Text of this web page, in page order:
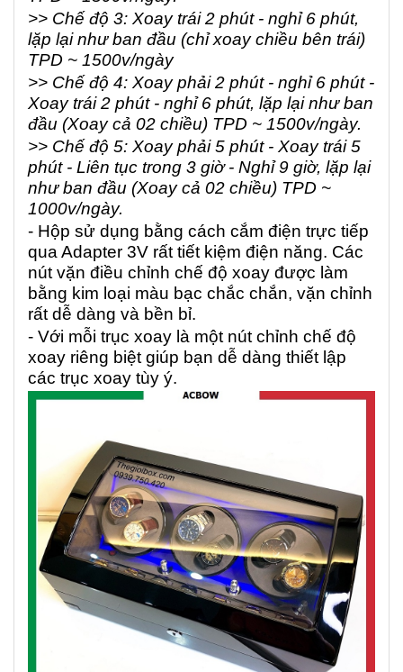
>> Chế độ 3: Xoay trái 2 phút - nghỉ 6 phút,
lặp lại như ban đầu (chỉ xoay chiều bên trái)
TPD ~ 1500v/ngày
>> Chế độ 4: Xoay phải 2 phút - nghỉ 6 phút -
Xoay trái 2 phút - nghỉ 6 phút, lặp lại như ban
đầu (Xoay cả 02 chiều) TPD ~ 1500v/ngày.
>> Chế độ 5: Xoay phải 5 phút - Xoay trái 5
phút - Liên tục trong 3 giờ - Nghỉ 9 giờ, lặp lại
như ban đầu (Xoay cả 02 chiều) TPD ~
1000v/ngày.
- Hộp sử dụng bằng cách cắm điện trực tiếp
qua Adapter 3V rất tiết kiệm điện năng. Các
nút vặn điều chỉnh chế độ xoay được làm
bằng kim loại màu bạc chắc chắn, vặn chỉnh
rất dễ dàng và bền bỉ.
- Với mỗi trục xoay là một nút chỉnh chế độ
xoay riêng biệt giúp bạn dễ dàng thiết lập
các trục xoay tùy ý.